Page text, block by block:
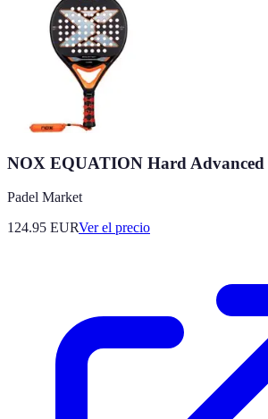
NOX EQUATION Hard Advanced
Padel Market
124.95 EURVer el precio